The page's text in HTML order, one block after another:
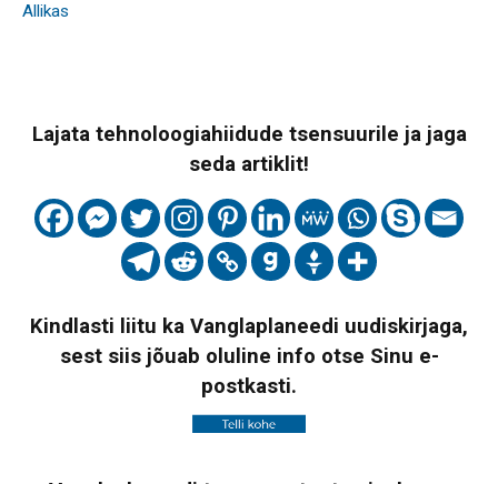
Allikas
Lajata tehnoloogiahiidude tsensuurile ja jaga
seda artiklit!
Kindlasti liitu ka Vanglaplaneedi uudiskirjaga,
sest siis jõuab oluline info otse Sinu e-
postkasti.